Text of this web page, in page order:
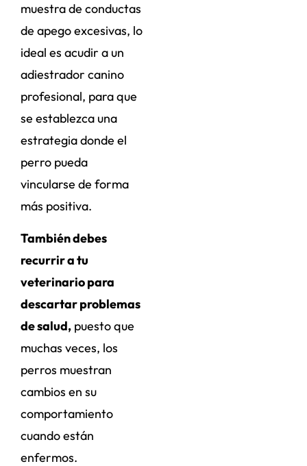
muestra de conductas
de apego excesivas, lo
ideal es acudir a un
adiestrador canino
profesional, para que
se establezca una
estrategia donde el
perro pueda
vincularse de forma
más positiva.
También debes
recurrir a tu
veterinario para
descartar problemas
de salud, puesto que
muchas veces, los
perros muestran
cambios en su
comportamiento
cuando están
enfermos.